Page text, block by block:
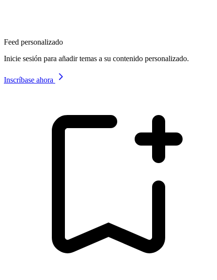
Feed personalizado
Inicie sesión para añadir temas a su contenido personalizado.
Inscríbase ahora